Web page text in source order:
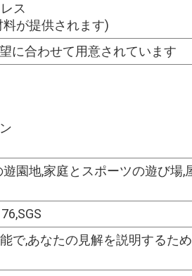
ス
が提供されます)
に合わせて用意されています
園地,家庭とスポーツの遊び場,
で,あなたの見解を説明するた